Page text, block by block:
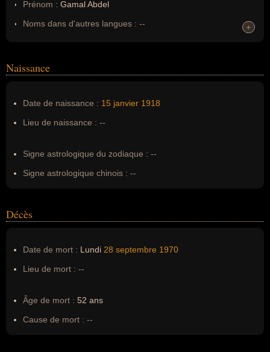
Prénom : Gamal Abdel
Noms dans d'autres langues : --
Nom de famille :Nasser
+
+
Naissance
Date de naissance : 15 janvier 1918
Lieu de naissance : --
Signe astrologique du zodiaque : --
Signe astrologique chinois : --
Décès
Date de mort : Lundi 28 septembre 1970
Lieu de mort : --
Âge de mort : 52 ans
Cause de mort : --